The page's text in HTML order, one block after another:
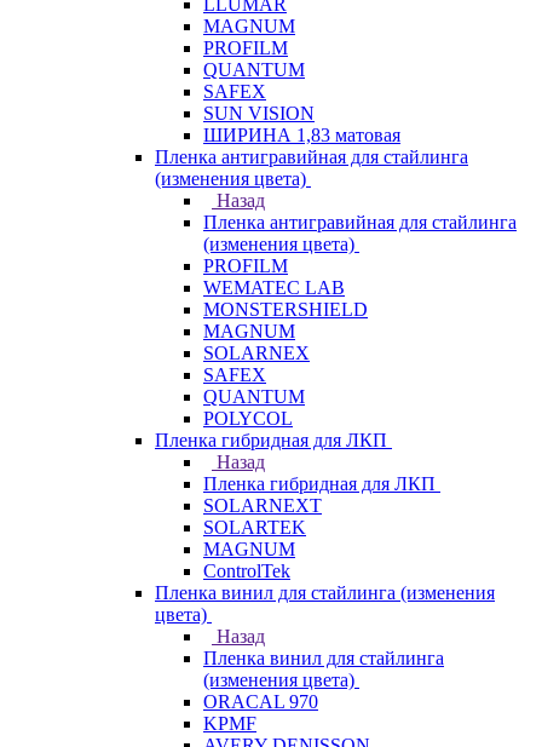
LLUMAR
MAGNUM
PROFILM
QUANTUM
SAFEX
SUN VISION
ШИРИНА 1,83 матовая
Пленка антигравийная для стайлинга
(изменения цвета)
Назад
Пленка антигравийная для стайлинга
(изменения цвета)
PROFILM
WEMATEC LAB
MONSTERSHIELD
MAGNUM
SOLARNEX
SAFEX
QUANTUM
POLYCOL
Пленка гибридная для ЛКП
Назад
Пленка гибридная для ЛКП
SOLARNEXT
SOLARTEK
MAGNUM
ControlTek
Пленка винил для стайлинга (изменения
цвета)
Назад
Пленка винил для стайлинга
(изменения цвета)
ORACAL 970
KPMF